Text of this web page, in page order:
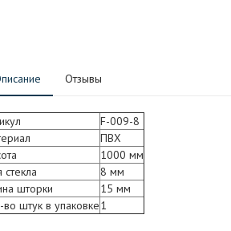
Отзывы
F-009-8
ПВХ
1000 мм
стекла
8 мм
шторки
15 мм
во штук в упаковке1